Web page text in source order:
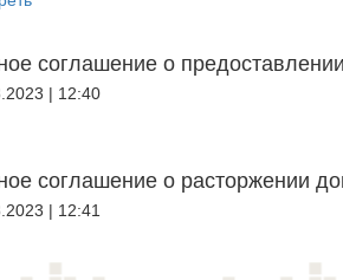
соглашение о
| 12:40
соглашение о расторжении
| 12:41